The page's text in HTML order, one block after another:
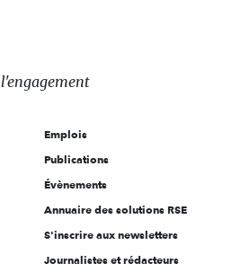
Emplois
Publications
Évènements
Annuaire des solutions RSE
S'inscrire aux newsletters
Journalistes et rédacteurs